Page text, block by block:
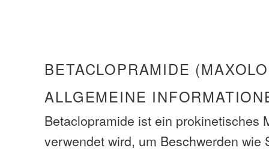
BETACLOPRAMIDE
ALLGEMEINE
Betaclopramide ist ein prokinetisches
verwendet wird, um Beschwerden wie